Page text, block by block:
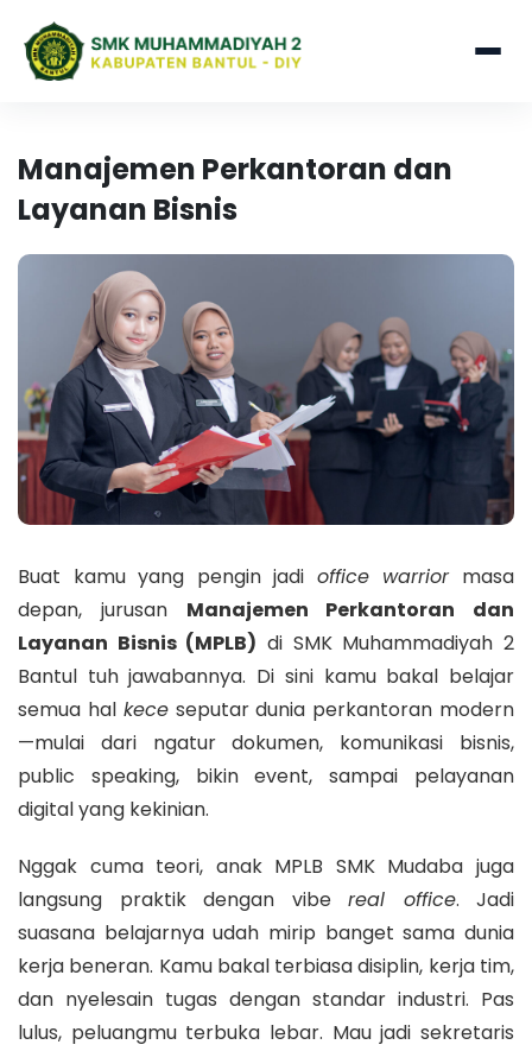
Manajemen Perkantoran dan
Layanan Bisnis
Buat kamu yang pengin jadi office warriormasa
depan, jurusan Manajemen Perkantoran dan
Layanan Bisnis (MPLB) di SMK Muhammadiyah 2
Bantul tuh jawabannya. Di sini kamu bakal belajar
semua hal keceseputar dunia perkantoran modern
—mulai dari ngatur dokumen, komunikasi bisnis,
public speaking, bikin event, sampai pelayanan
digital yang kekinian.
Nggak cuma teori, anak MPLB SMK Mudaba juga
langsung praktik dengan vibe real office. Jadi
suasana belajarnya udah mirip banget sama dunia
kerja beneran. Kamu bakal terbiasa disiplin, kerja tim,
dan nyelesain tugas dengan standar industri. Pas
lulus, peluangmu terbuka lebar. Mau jadi sekretaris